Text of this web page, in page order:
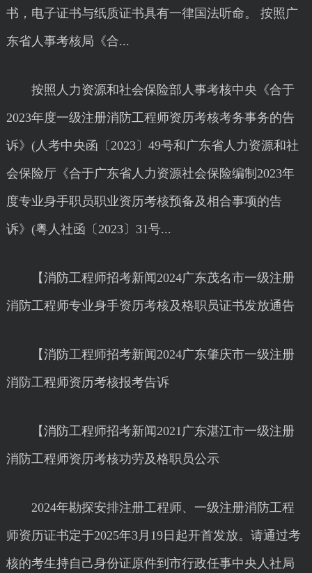
书，电子证书与纸质证书具有一律国法听命。 按照广
东省人事考核局《合...
按照人力资源和社会保险部人事考核中央《合于
2023年度一级注册消防工程师资历考核考务事务的告
诉》(人考中央函〔2023〕49号和广东省人力资源和社
会保险厅《合于广东省人力资源社会保险编制2023年
度专业身手职员职业资历考核预备及相合事项的告
诉》(粤人社函〔2023〕31号...
【消防工程师招考新闻2024广东茂名市一级注册
消防工程师专业身手资历考核及格职员证书发放通告
【消防工程师招考新闻2024广东肇庆市一级注册
消防工程师资历考核报考告诉
【消防工程师招考新闻2021广东湛江市一级注册
消防工程师资历考核功劳及格职员公示
2024年勘探安排注册工程师、一级注册消防工程
师资历证书定于2025年3月19日起开首发放。请通过考
核的考生持自己身份证原件到市行政任事中央人社局